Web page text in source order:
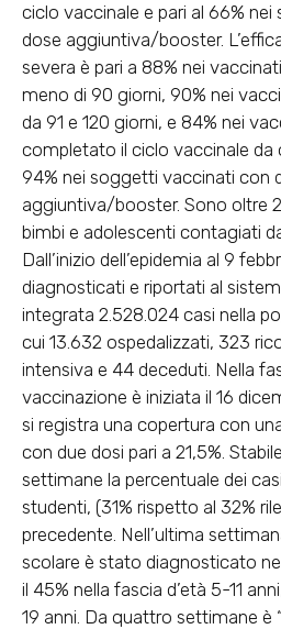
ciclo vaccinale e pari al 66%
dose aggiuntiva/booster.
severa è pari a 88% nei
meno di 90 giorni, 90% nei
da 91 e 120 giorni, e 84% nei
completato il ciclo vaccinale da
94% nei soggetti vaccinati con
aggiuntiva/booster. Sono oltre
bimbi e adolescenti contagiati
Dall’inizio dell’epidemia al 9
diagnosticati e riportati al
integrata 2.528.024 casi nella
cui 13.632 ospedalizzati, 323
intensiva e 44 deceduti. Nella
vaccinazione è iniziata il 16
si registra una copertura con
con due dosi pari a 21,5%.
settimane la percentuale dei
studenti, (31% rispetto al 32%
precedente. Nell’ultima
scolare è stato diagnosticato
il 45% nella fascia d’età 5-11
19 anni. Da quattro settimane è